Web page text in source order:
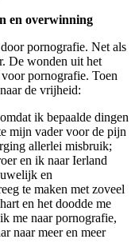
en overwinning
pornografie. Net als
De wonden uit het
pornografie. Toen
de vrijheid:
ik bepaalde dingen
mijn vader voor de pijn
allerlei misbruik;
en ik naar Ierland
en
te maken met zoveel
en het doodde me
me naar pornografie,
naar meer en meer